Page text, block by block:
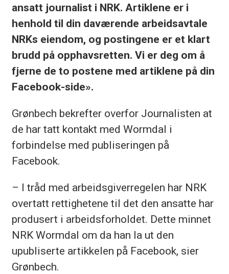
ansatt journalist i NRK. Artiklene er i
henhold til din daværende arbeidsavtale
NRKs eiendom, og postingene er et klart
brudd på opphavsretten. Vi er deg om å
fjerne de to postene med artiklene på din
Facebook-side».
Grønbech bekrefter overfor Journalisten at
de har tatt kontakt med Wormdal i
forbindelse med publiseringen på
Facebook.
– I tråd med arbeidsgiverregelen har NRK
overtatt rettighetene til det den ansatte har
produsert i arbeidsforholdet. Dette minnet
NRK Wormdal om da han la ut den
upubliserte artikkelen på Facebook, sier
Grønbech.